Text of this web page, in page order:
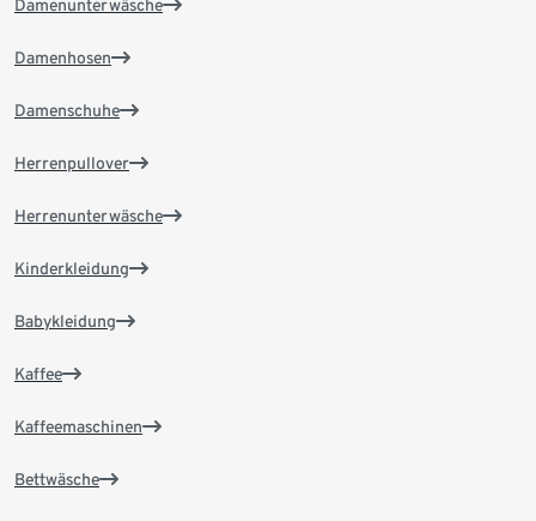
Damenunterwäsche
Damenhosen
Damenschuhe
Herrenpullover
Herrenunterwäsche
Kinderkleidung
Babykleidung
Kaffee
Kaffeemaschinen
Bettwäsche